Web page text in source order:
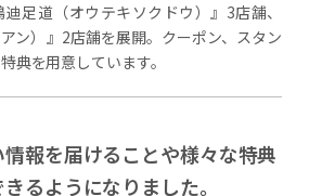
足道（オウテキソクドウ）』3店舗、
ン）』2店舗を展開。クーポン、スタン
典を用意しています。
報を届けることや様々な特典
るようになりました。